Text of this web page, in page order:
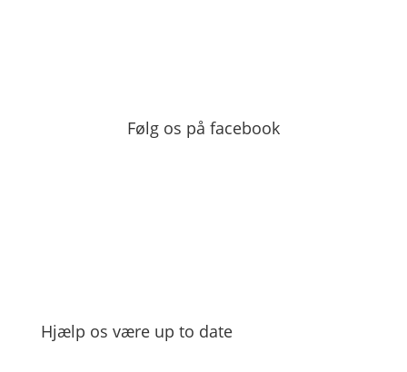
Følg os på facebook
Hjælp os være up to date